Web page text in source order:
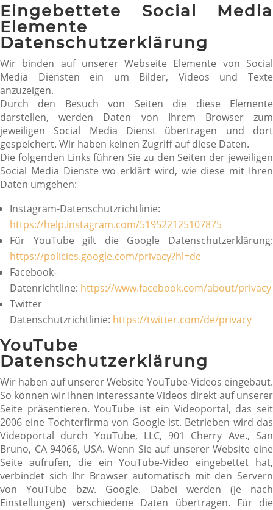
Eingebettete Social Media
Elemente
Datenschutzerklärung
Wir binden auf unserer Webseite Elemente von Social
Media Diensten ein um Bilder, Videos und Texte
anzuzeigen.
Durch den Besuch von Seiten die diese Elemente
darstellen, werden Daten von Ihrem Browser zum
jeweiligen Social Media Dienst übertragen und dort
gespeichert. Wir haben keinen Zugriff auf diese Daten.
Die folgenden Links führen Sie zu den Seiten der jeweiligen
Social Media Dienste wo erklärt wird, wie diese mit Ihren
Daten umgehen:
Instagram-Datenschutzrichtlinie:
https://help.instagram.com/519522125107875
Für YouTube gilt die Google Datenschutzerklärung:
https://policies.google.com/privacy?hl=de
Facebook-
Datenrichtline: https://www.facebook.com/about/privacy
Twitter
Datenschutzrichtlinie: https://twitter.com/de/privacy
YouTube
Datenschutzerklärung
Wir haben auf unserer Website YouTube-Videos eingebaut.
So können wir Ihnen interessante Videos direkt auf unserer
Seite präsentieren. YouTube ist ein Videoportal, das seit
2006 eine Tochterfirma von Google ist. Betrieben wird das
Videoportal durch YouTube, LLC, 901 Cherry Ave., San
Bruno, CA 94066, USA. Wenn Sie auf unserer Website eine
Seite aufrufen, die ein YouTube-Video eingebettet hat,
verbindet sich Ihr Browser automatisch mit den Servern
von YouTube bzw. Google. Dabei werden (je nach
Einstellungen) verschiedene Daten übertragen. Für die